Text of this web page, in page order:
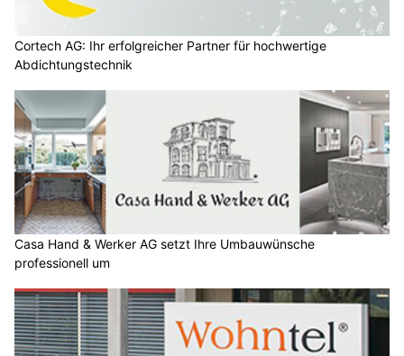
Cortech AG: Ihr erfolgreicher Partner für hochwertige
Abdichtungstechnik
Casa Hand & Werker AG setzt Ihre Umbauwünsche
professionell um